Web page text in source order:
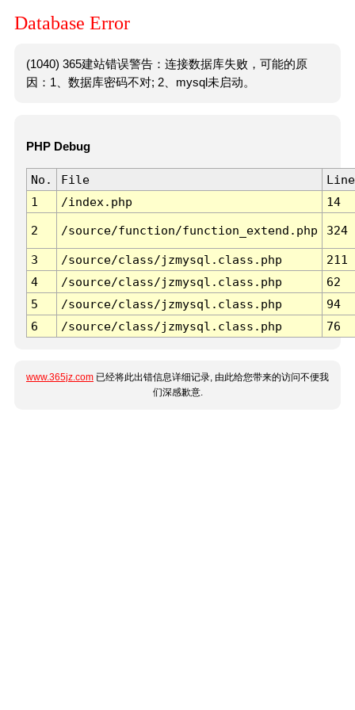
Database Error
(1040) 365建站错误警告：连接数据库失败，可能的原
因：1、数据库密码不对; 2、mysql未启动。
PHP Debug
No. File
Line
1
/index.php 14
2 /source/function/function_extend.php 324
3 /source/class/jzmysql.class.php
211
4
/source/class/jzmysql.class.php
62
5
/source/class/jzmysql.class.php
94
6
/source/class/jzmysql.class.php 76
www.365jz.com 已经将此出错信息详细记录, 由此给您带来的访问不便我
们深感歉意.